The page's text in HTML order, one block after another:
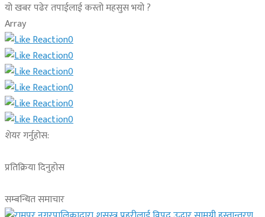
यो खबर पढेर तपाईलाई कस्तो महसुस भयो ?
Array
0
0
0
0
0
0
शेयर गर्नुहोस:
प्रतिक्रिया दिनुहोस
सम्बन्धित समाचार